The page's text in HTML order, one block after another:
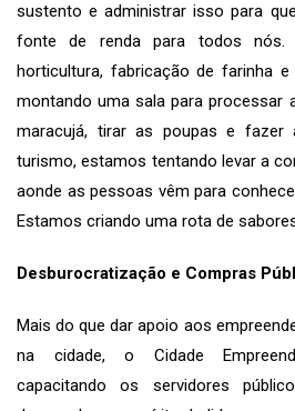
sustento e administrar isso para
fonte de renda para todos nós.
horticultura, fabricação de farinha
montando uma sala para processar
maracujá, tirar as poupas e fazer
turismo, estamos tentando levar a
aonde as pessoas vêm para
Estamos criando uma rota de
Desburocratização e Compras
Mais do que dar apoio aos
na cidade, o Cidade
capacitando os servidores